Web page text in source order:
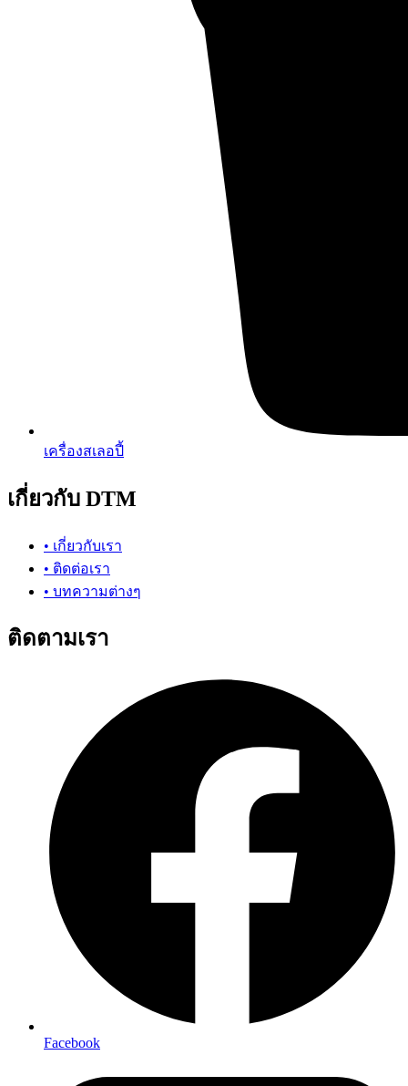
เครื่องสเลอปี้
เกี่ยวกับ DTM
• เกี่ยวกับเรา
• ติดต่อเรา
• บทความต่างๆ
ติดตามเรา
Facebook